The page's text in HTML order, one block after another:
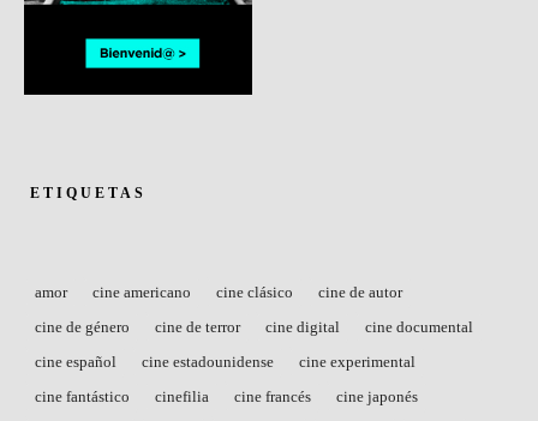
ETIQUETAS
amor cine americano cine clásico
cine de autor
cine de género
cine de terror cine digital
cine documental
cine español
cine estadounidense
cine experimental
cine fantástico
cinefilia cine francés
cine japonés